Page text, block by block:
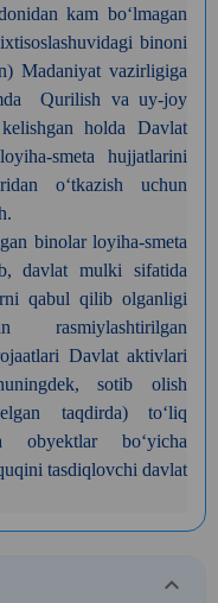
kam bo‘lmagan
ixtisoslashuvidagi binoni
Madaniyat vazirligiga
Qurilish va uy-joy
holda Davlat
smeta hujjatlarini
oʻtkazish uchun
binolar loyiha-smeta
davlat mulki sifatida
qabul qilib olganligi
rasmiylashtirilgan
Davlat aktivlari
sotib olish
taqdirda) to‘liq
obyektlar bo‘yicha
tasdiqlovchi davlat
keyboard_arrow_down